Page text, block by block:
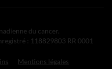
du cancer.
: 118829803 RR 0001
Mentions légales